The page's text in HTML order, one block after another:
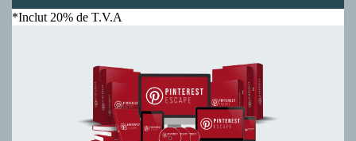
*Inclut 20% de T.V.A